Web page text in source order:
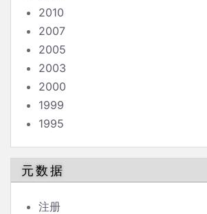
2010
2007
2005
2003
2000
1999
1995
元数据
注册